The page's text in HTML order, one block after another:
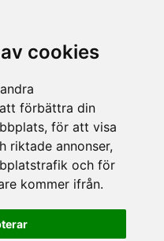
cookies
förbättra din
för att visa
riktade annonser,
och för
kommer ifrån.